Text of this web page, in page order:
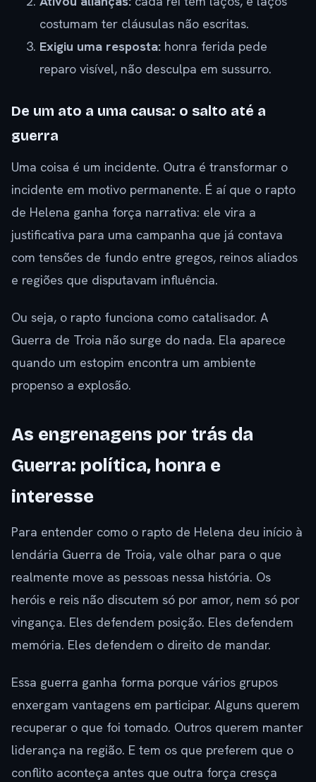
costumam ter cláusulas não escritas.
Exigiu uma resposta: honra ferida pede
reparo visível, não desculpa em sussurro.
De um ato a uma causa: o salto até a
guerra
Uma coisa é um incidente. Outra é transformar o
incidente em motivo permanente. É aí que o rapto
de Helena ganha força narrativa: ele vira a
justificativa para uma campanha que já contava
com tensões de fundo entre gregos, reinos aliados
e regiões que disputavam influência.
Ou seja, o rapto funciona como catalisador. A
Guerra de Troia não surge do nada. Ela aparece
quando um estopim encontra um ambiente
propenso a explosão.
As engrenagens por trás da
Guerra: política, honra e
interesse
Para entender como o rapto de Helena deu início à
lendária Guerra de Troia, vale olhar para o que
realmente move as pessoas nessa história. Os
heróis e reis não discutem só por amor, nem só por
vingança. Eles defendem posição. Eles defendem
memória. Eles defendem o direito de mandar.
Essa guerra ganha forma porque vários grupos
enxergam vantagens em participar. Alguns querem
recuperar o que foi tomado. Outros querem manter
liderança na região. E tem os que preferem que o
conflito aconteça antes que outra força cresça